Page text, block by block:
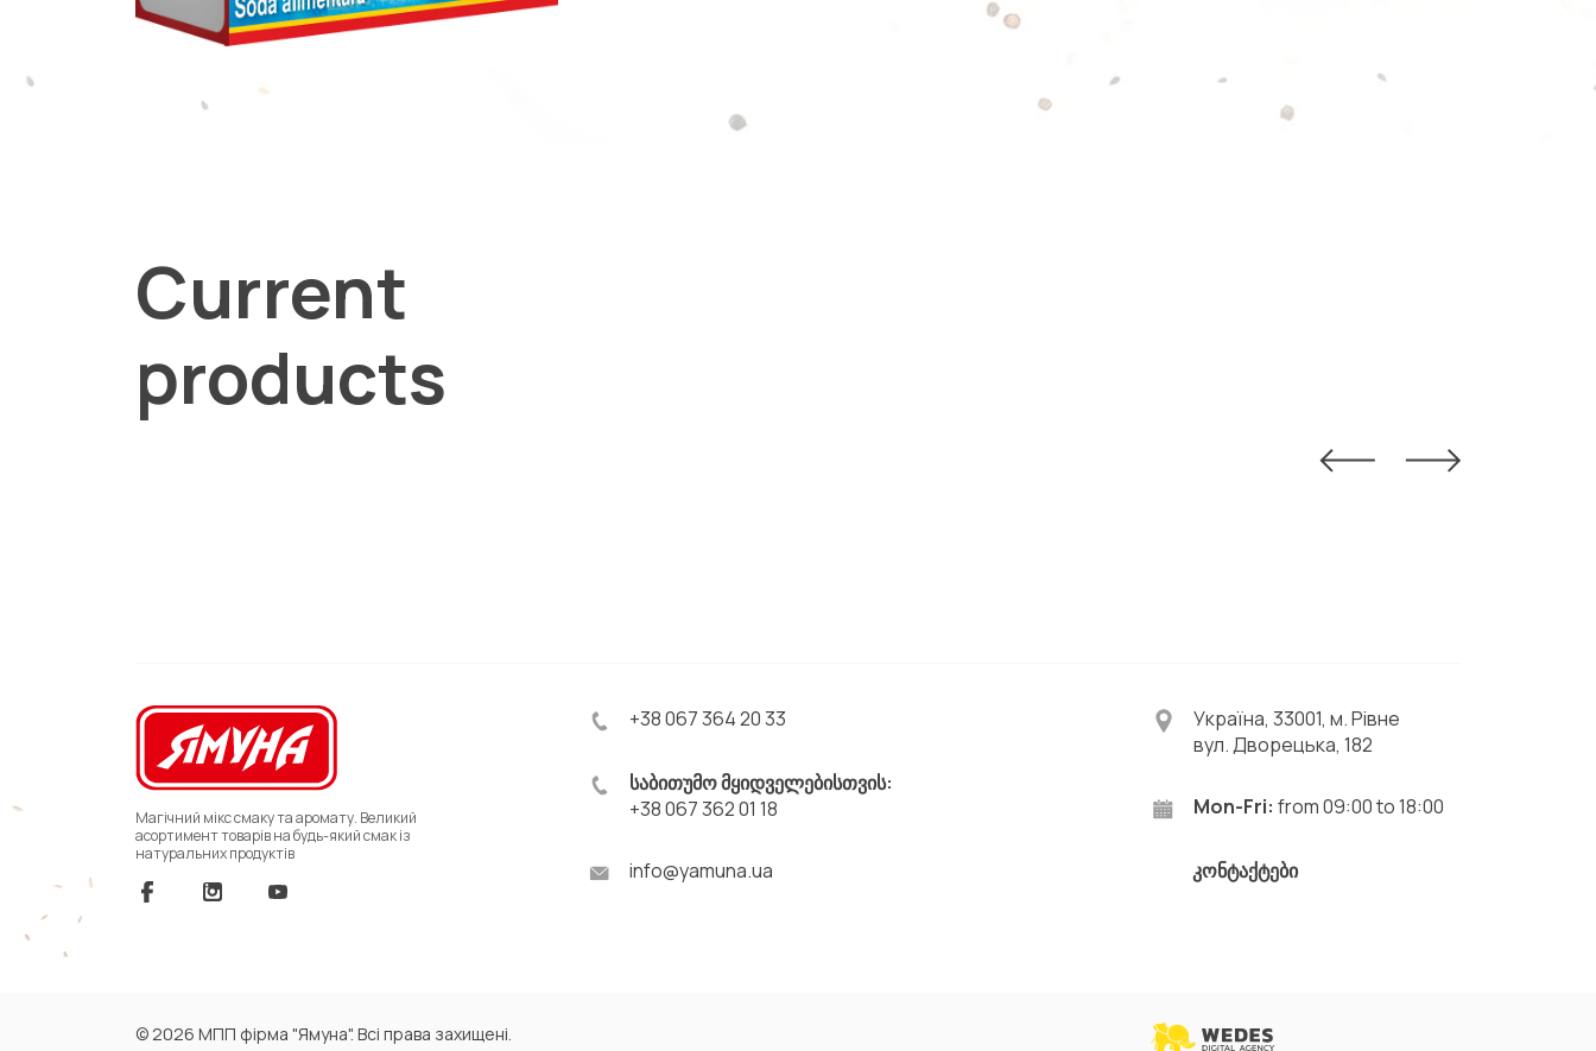
Current
products
Магічний мікс смаку та аромату. Великий
асортимент товарів на будь-який смак із
натуральних продуктів
+38 067 364 20 33
საბითუმო მყიდველებისთვის:
+38 067 362 01 18
info@yamuna.ua
Україна, 33001, м. Рівне
вул. Дворецька, 182
Mon-Fri: from 09:00 to 18:00
კონტაქტები
© 2026 МПП фірма "Ямуна". Всі права захищені.